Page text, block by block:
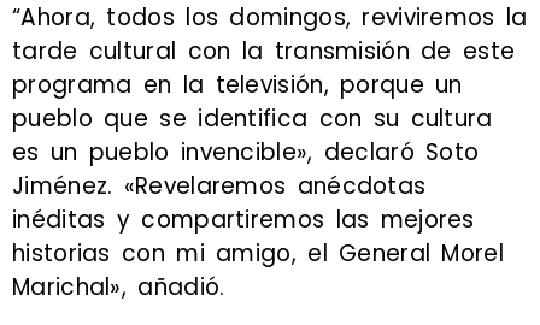
“Ahora, todos los domingos, reviviremos la
tarde cultural con la transmisión de este
programa en la televisión, porque un
pueblo que se identifica con su cultura
es un pueblo invencible», declaró Soto
Jiménez. «Revelaremos anécdotas
inéditas y compartiremos las mejores
historias con mi amigo, el General Morel
Marichal», añadió.